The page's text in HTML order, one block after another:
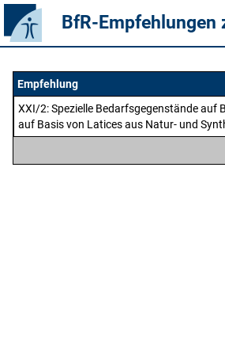
BfR-
Empfehlung
XXI/2: Spezielle Bedarfsgegenstände
auf Basis von Latices aus Natur- und